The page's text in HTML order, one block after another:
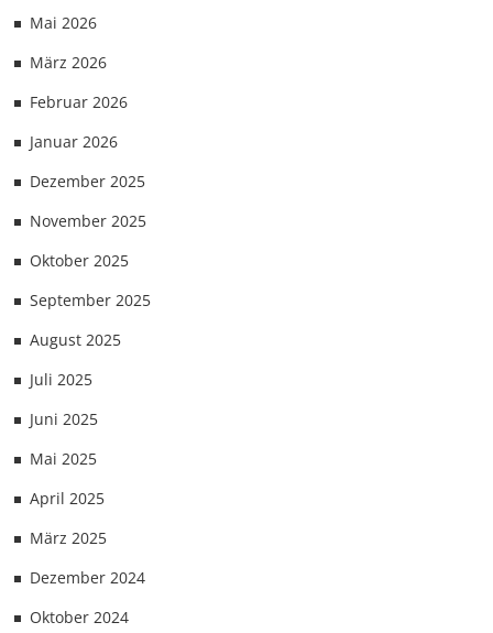
Mai 2026
März 2026
Februar 2026
Januar 2026
Dezember 2025
November 2025
Oktober 2025
September 2025
August 2025
Juli 2025
Juni 2025
Mai 2025
April 2025
März 2025
Dezember 2024
Oktober 2024